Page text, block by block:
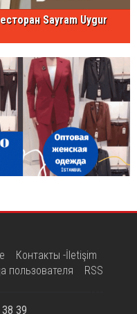
Sayram Uygur
Контакты -İletişim
пользователя RSS
39